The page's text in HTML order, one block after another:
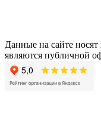
Данные на сайте
являются публичной